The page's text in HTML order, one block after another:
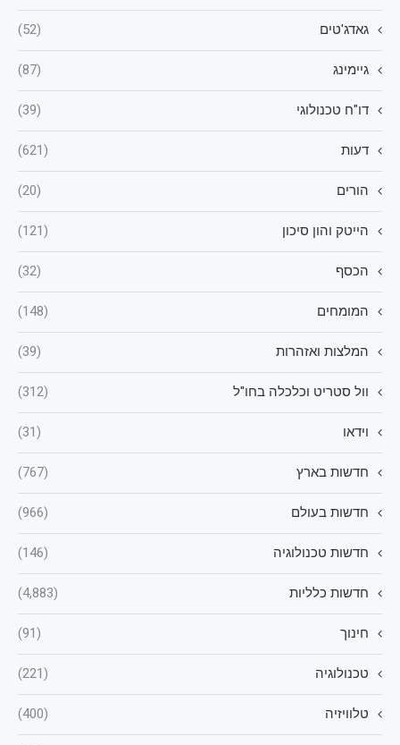
גאדג'טים (52)
גיימינג (87)
דו"ח טכנולוגי (39)
דעות (621)
הורים (20)
הייטק והון סיכון (121)
הכסף (32)
המומחים (148)
המלצות ואזהרות (39)
וול סטריט וכלכלה בחו"ל (312)
וידאו (31)
חדשות בארץ (767)
חדשות בעולם (966)
חדשות טכנולוגיה (146)
חדשות כלליות (4,883)
חינוך (91)
טכנולוגיה (221)
טלוויזיה (400)